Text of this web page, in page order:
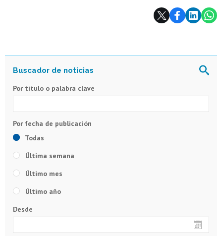
Por título o palabra clave
Todas
Última semana
Último mes
Último año
Desde